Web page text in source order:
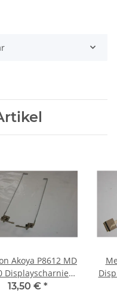
Akoya P8612 MD
Displayscharniere
incl. Leisten L+R
13,50 € *